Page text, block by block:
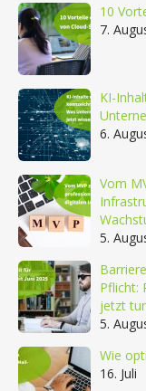
10
7.
KI-
6.
Vom
5.
Pflicht:
jetzt
5.
Wie
16. Juli